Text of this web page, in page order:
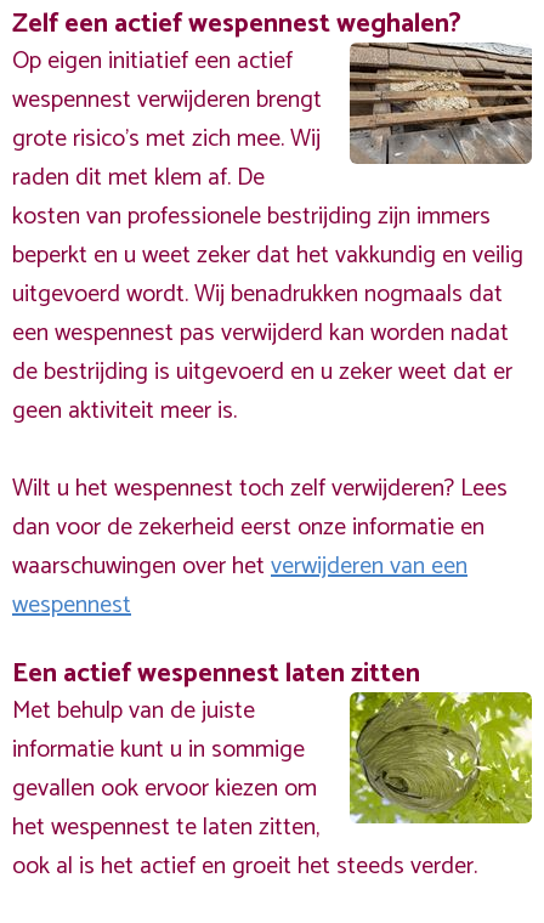
Zelf een actief wespennest weghalen?
Op eigen initiatief een actief
wespennest verwijderen brengt
grote risico’s met zich mee. Wij
raden dit met klem af. De
kosten van professionele bestrijding zijn immers
beperkt en u weet zeker dat het vakkundig en veilig
uitgevoerd wordt. Wij benadrukken nogmaals dat
een wespennest pas verwijderd kan worden nadat
de bestrijding is uitgevoerd en u zeker weet dat er
geen aktiviteit meer is.
Wilt u het wespennest toch zelf verwijderen? Lees
dan voor de zekerheid eerst onze informatie en
waarschuwingen over hetverwijderen van een
wespennest
Een actief wespennest laten zitten
Met behulp van de juiste
informatie kunt u in sommige
gevallen ook ervoor kiezen om
het wespennest te laten zitten,
ook al is het actief en groeit het steeds verder.